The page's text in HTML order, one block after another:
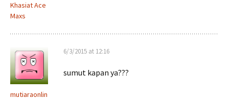
Khasiat Ace
Maxs
mutiaraonlin
6/3/2015 at 12:16
sumut kapan ya???